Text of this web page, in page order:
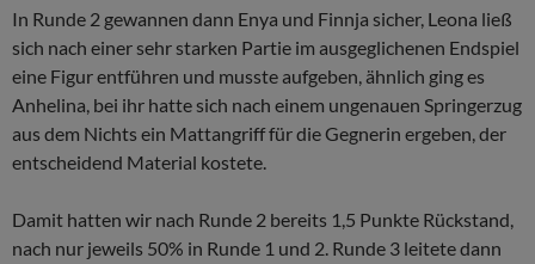
In Runde 2 gewannen dann Enya und Finnja sicher, Leona ließ
sich nach einer sehr starken Partie im ausgeglichenen Endspiel
eine Figur entführen und musste aufgeben, ähnlich ging es
Anhelina, bei ihr hatte sich nach einem ungenauen Springerzug
aus dem Nichts ein Mattangriff für die Gegnerin ergeben, der
entscheidend Material kostete.
Damit hatten wir nach Runde 2 bereits 1,5 Punkte Rückstand,
nach nur jeweils 50% in Runde 1 und 2. Runde 3 leitete dann